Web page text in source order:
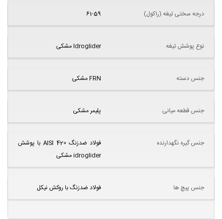
درجه سختی تیغه (راکول) 61-59
نوع پوشش تیغه Idroglider مشکی
جنس دسته FRN مشکی
جنس قطعه میانی پلیمر مشکی
جنس گیره نگهدارنده
فولاد ضدزنگ AISI 420 با پوشش
idroglider مشکی
جنس پیچ ها فولاد ضدزنگ با روکش نیکل